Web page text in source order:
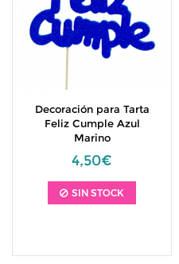
Decoración para Tarta
Feliz Cumple Azul
Marino
4,50€
SIN STOCK